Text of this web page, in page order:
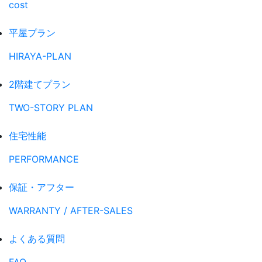
cost
平屋プラン
HIRAYA-PLAN
2階建てプラン
TWO-STORY PLAN
住宅性能
PERFORMANCE
保証・アフター
WARRANTY / AFTER-SALES
よくある質問